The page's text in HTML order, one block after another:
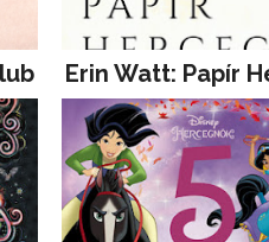
Erin Watt: Papír